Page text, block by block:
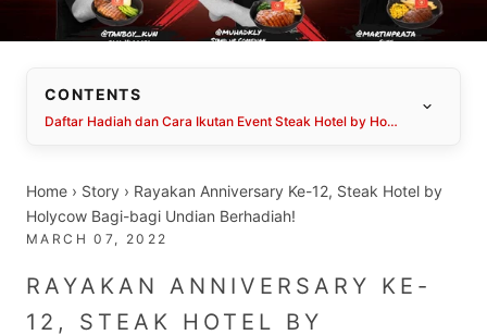
CONTENTS
Daftar Hadiah dan Cara Ikutan Event Steak Hotel by Holycow!
Home › Story › Rayakan Anniversary Ke-12, Steak Hotel by
Holycow Bagi-bagi Undian Berhadiah!
MARCH 07, 2022
RAYAKAN ANNIVERSARY KE-
12, STEAK HOTEL BY